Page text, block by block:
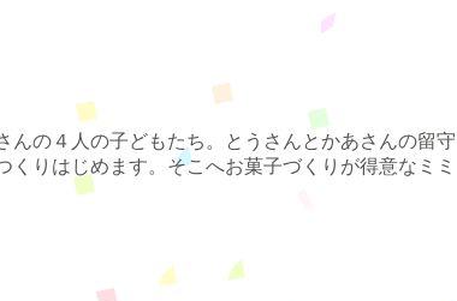
んの４人の子どもたち。とうさんとかあさんの留守
りはじめます。そこへお菓子づくりが得意なミミ